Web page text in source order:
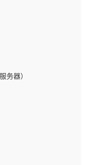
务器）